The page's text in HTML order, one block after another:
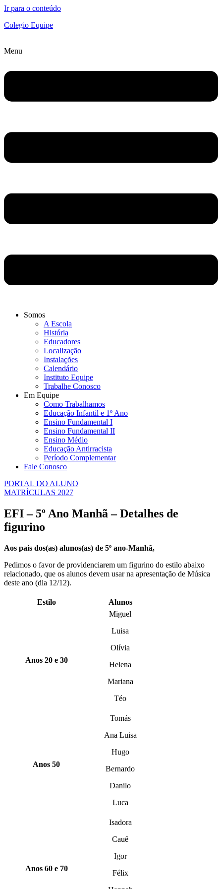
Ir para o conteúdo
Colegio Equipe
Menu
Somos
A Escola
História
Educadores
Localização
Instalações
Calendário
Instituto Equipe
Trabalhe Conosco
Em Equipe
Como Trabalhamos
Educação Infantil e 1º Ano
Ensino Fundamental I
Ensino Fundamental II
Ensino Médio
Educação Antirracista
Período Complementar
Fale Conosco
PORTAL DO ALUNO
MATRÍCULAS 2027
EFI – 5º Ano Manhã – Detalhes de
figurino
Aos pais dos(as) alunos(as) de 5º ano-Manhã,
Pedimos o favor de providenciarem um figurino do estilo abaixo
relacionado, que os alunos devem usar na apresentação de Música
deste ano (dia 12/12).
Estilo Alunos
Anos 20 e 30
Miguel
Luisa
Olívia
Helena
Mariana
Téo
Anos 50
Tomás
Ana Luisa
Hugo
Bernardo
Danilo
Luca
Anos 60 e 70
Isadora
Cauê
Igor
Félix